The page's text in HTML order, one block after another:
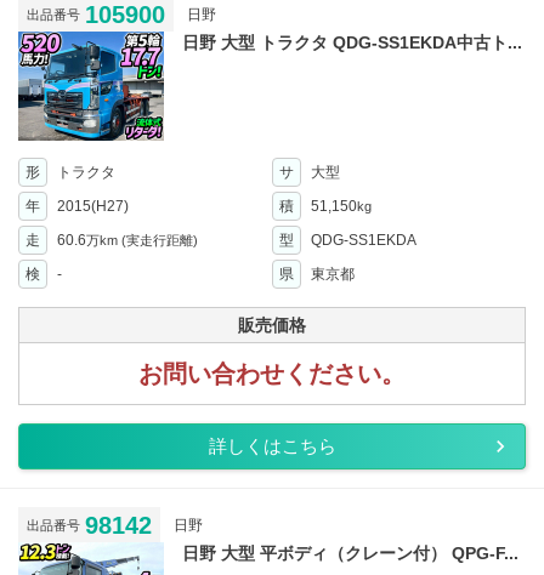
出品番号 105900 日野
日野 大型 トラクタ QDG-SS1EKDA中古ト...
形 トラクタ サ
大型
年
2015(H27) 積 51,150kg
走 60.6万km (実走行距離) 型
QDG-SS1EKDA
検
- 県 東京都
販売価格
お問い合わせください。
詳しくはこちら
出品番号 98142 日野
日野 大型 平ボディ（クレーン付） QPG-F...